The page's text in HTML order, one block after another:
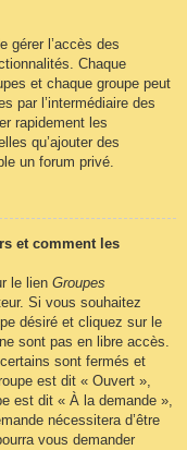
gérer l’accès des
Chaque
et chaque groupe peut
par l’intermédiaire des
rapidement les
qu’ajouter des
un forum privé.
et comment les
le lien Groupes
Si vous souhaitez
désiré et cliquez sur le
sont pas en libre accès.
sont fermés et
est dit « Ouvert »,
est dit « À la demande »,
nécessitera d’être
vous demander